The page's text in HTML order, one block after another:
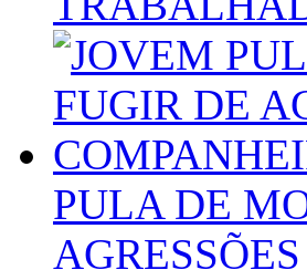
PULA DE